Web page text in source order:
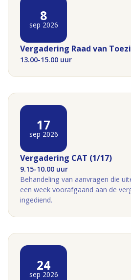
8
sep 2026
Vergadering Raad van
13.00-15.00 uur
17
sep 2026
Vergadering CAT (1/17)
9.15-10.00 uur
Behandeling van aanvragen die
een week voorafgaand aan de
ingediend.
24
sep 2026